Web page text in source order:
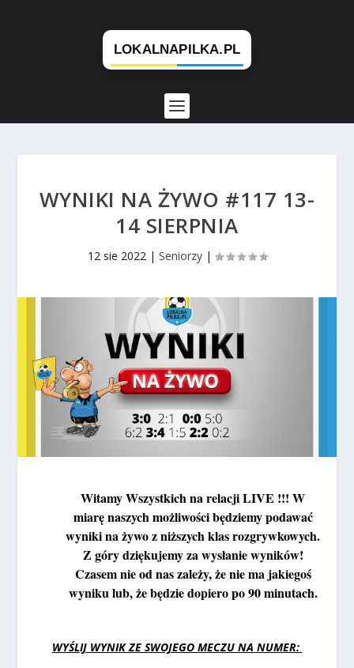
WYNIKI NA ŻYWO #117 13-
14 SIERPNIA
12 sie 2022| Seniorzy|
Witamy Wszystkich na relacji LIVE !!! W
miarę naszych możliwości będziemy podawać
wyniki na żywo z niższych klas rozgrywkowych.
Z góry dziękujemy za wysłanie wyników!
Czasem nie od nas zależy, że nie ma jakiegoś
wyniku lub, że będzie dopiero po 90 minutach.
WYŚLIJ WYNIK ZE SWOJEGO MECZU NA NUMER: